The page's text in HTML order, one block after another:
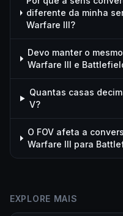
diferente da minha
Warfare III?
Devo manter o
Warfare III e
Quantas casas
V?
O FOV afeta a
Warfare III para
EXPLORE MAIS